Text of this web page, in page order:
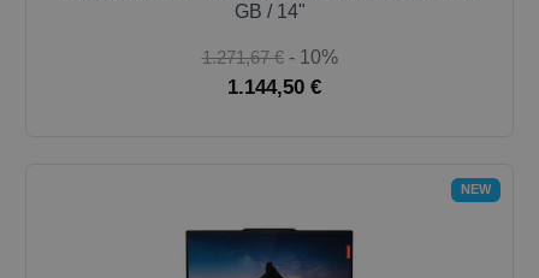
GB / 14"
1.271,67 € - 10%
1.144,50 €
NEW